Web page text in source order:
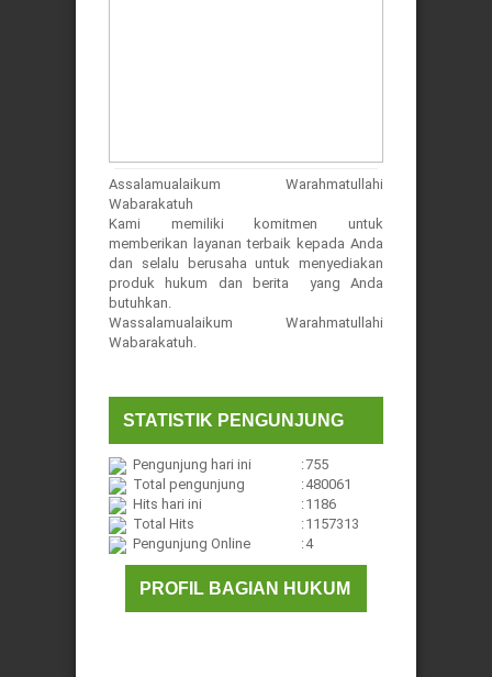
Assalamualaikum Warahmatullahi
Wabarakatuh
Kami memiliki komitmen untuk
memberikan layanan terbaik kepada Anda
dan selalu berusaha untuk menyediakan
produk hukum dan berita yang Anda
butuhkan.
Wassalamualaikum Warahmatullahi
Wabarakatuh.
STATISTIK PENGUNJUNG
Pengunjung hari ini :755
Total pengunjung
:480061
Hits hari ini
:1186
Total Hits
:1157313
Pengunjung Online
:4
PROFIL BAGIAN HUKUM